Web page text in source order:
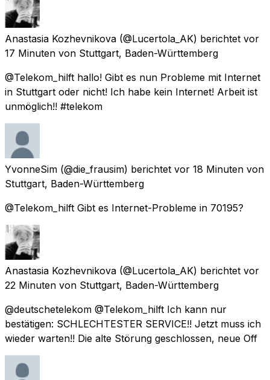
Anastasia Kozhevnikova (@Lucertola_AK) berichtet vor
17 Minuten von Stuttgart, Baden-Württemberg
@Telekom_hilft hallo! Gibt es nun Probleme mit Internet
in Stuttgart oder nicht! Ich habe kein Internet! Arbeit ist
unmöglich!! #telekom
YvonneSim (@die_frausim) berichtet vor 18 Minuten von
Stuttgart, Baden-Württemberg
@Telekom_hilft Gibt es Internet-Probleme in 70195?
Anastasia Kozhevnikova (@Lucertola_AK) berichtet vor
22 Minuten von Stuttgart, Baden-Württemberg
@deutschetelekom @Telekom_hilft Ich kann nur
bestätigen: SCHLECHTESTER SERVICE!! Jetzt muss ich
wieder warten!! Die alte Störung geschlossen, neue Off